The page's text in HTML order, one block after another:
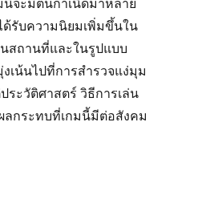
รับความนิยมเพิ่มขึ้นใน
สถานที่และในรูปแบบ
เน้นไปที่การสำรวจแง่มุม
ระวัติศาสตร์ วิธีการเล่น
กระทบที่เกมนี้มีต่อสังคม